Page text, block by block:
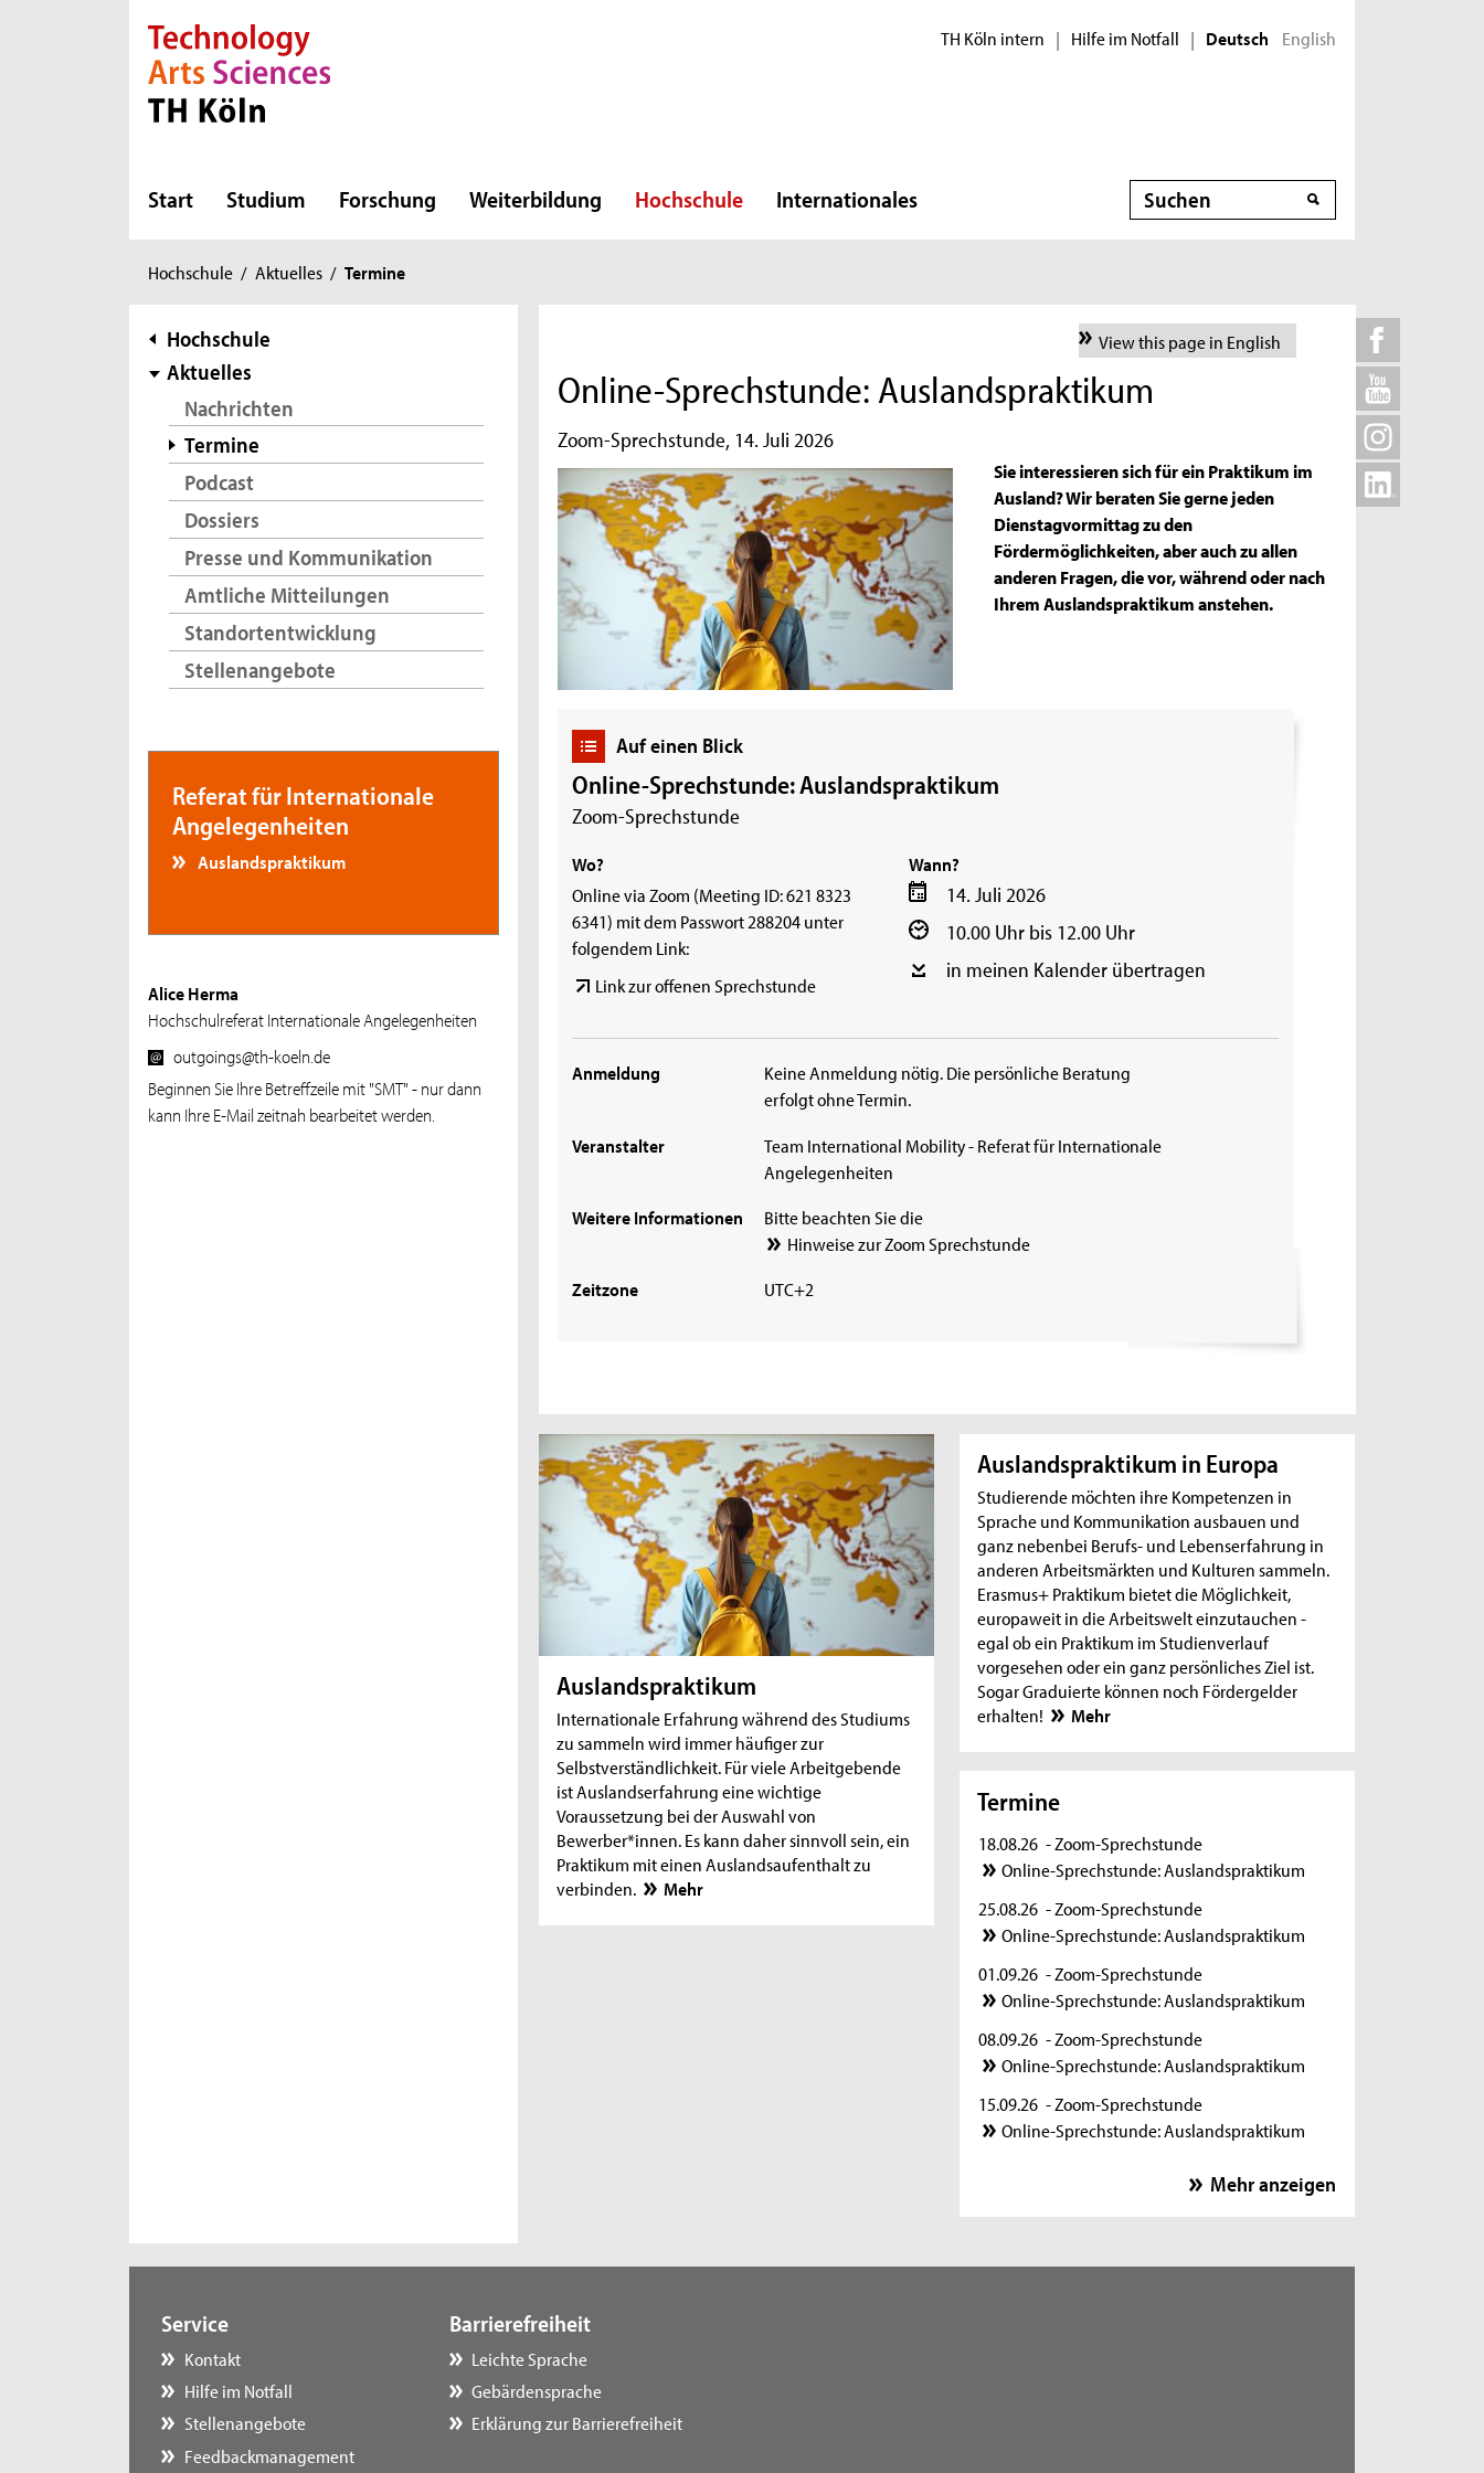
Direkt zur Hauptnavigation
Direkt zur Subnavigation
Direkt zum Inhalt
Direkt zum Fußbereich TH Köln intern | Hilfe im Notfall | Deutsch English
Start Studium Forschung Weiterbildung Hochschule Internationales Suche
Sie
hier:
Hochschule / Aktuelles / Termine
Subnavigation
Hochschule
Aktuelles
Nachrichten
Termine
Podcast
Dossiers
Presse und Kommunikation
Amtliche Mitteilungen
Standortentwicklung
Stellenangebote
Referat für Internationale
Angelegenheiten
Auslandspraktikum
Alice Herma
Hochschulreferat Internationale Angelegenheiten
outgoings@th-koeln.de
Beginnen Sie Ihre Betreffzeile mit "SMT" - nur dann
kann Ihre E-Mail zeitnah bearbeitet werden.
View this page in English
Online-Sprechstunde: Auslandspraktikum
Zoom-Sprechstunde, 14. Juli 2026
Sie interessieren sich für ein Praktikum im
Ausland? Wir beraten Sie gerne jeden
Dienstagvormittag zu den
Fördermöglichkeiten, aber auch zu allen
anderen Fragen, die vor, während oder nach
Ihrem Auslandspraktikum anstehen.
Auf einen Blick
Online-Sprechstunde: Auslandspraktikum
Zoom-Sprechstunde
Wann?
14. Juli 2026
10.00 Uhr bis 12.00 Uhr
in meinen Kalender übertragen
Wo?
Online via Zoom (Meeting ID: 621 8323
6341) mit dem Passwort 288204 unter
folgendem Link:
Link zur offenen Sprechstunde
Anmeldung
Keine Anmeldung nötig. Die persönliche Beratung
erfolgt ohne Termin.
Veranstalter
Team International Mobility - Referat für Internationale
Angelegenheiten
Weitere Informationen
Bitte beachten Sie die
Hinweise zur Zoom Sprechstunde
Zeitzone
UTC+2
Auslandspraktikum
Internationale Erfahrung während des Studiums
zu sammeln wird immer häufiger zur
Selbstverständlichkeit. Für viele Arbeitgebende
ist Auslandserfahrung eine wichtige
Voraussetzung bei der Auswahl von
Bewerber*innen. Es kann daher sinnvoll sein, ein
Praktikum mit einen Auslandsaufenthalt zu
verbinden.
Mehr
Auslandspraktikum in Europa
Studierende möchten ihre Kompetenzen in
Sprache und Kommunikation ausbauen und
ganz nebenbei Berufs- und Lebenserfahrung in
anderen Arbeitsmärkten und Kulturen sammeln.
Erasmus+ Praktikum bietet die Möglichkeit,
europaweit in die Arbeitswelt einzutauchen -
egal ob ein Praktikum im Studienverlauf
vorgesehen oder ein ganz persönliches Ziel ist.
Sogar Graduierte können noch Fördergelder
erhalten!
Mehr
Termine
18.08.26 - Zoom-Sprechstunde
Online-Sprechstunde: Auslandspraktikum
25.08.26 - Zoom-Sprechstunde
Online-Sprechstunde: Auslandspraktikum
01.09.26 - Zoom-Sprechstunde
Online-Sprechstunde: Auslandspraktikum
08.09.26 - Zoom-Sprechstunde
Online-Sprechstunde: Auslandspraktikum
15.09.26 - Zoom-Sprechstunde
Online-Sprechstunde: Auslandspraktikum
Online-Sprechstunde: Auslandspraktikum
Mehr anzeigen
Service
Kontakt
Hilfe im Notfall
Stellenangebote
Feedbackmanagement
Barrierefreiheit
Leichte Sprache
Gebärdensprache
Erklärung zur Barrierefreiheit